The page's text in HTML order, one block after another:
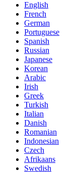
English
French
German
Portuguese
Spanish
Russian
Japanese
Korean
Arabic
Irish
Greek
Turkish
Italian
Danish
Romanian
Indonesian
Czech
Afrikaans
Swedish